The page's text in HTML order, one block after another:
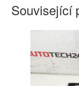
Související